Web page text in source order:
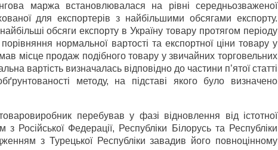
маржа встановлювалася на рівні середньозваженої
для експортерів з найбільшими обсягами експорту.
обсяги експорту в Україну товару протягом періоду
нормальної вартості та експортної ціни товару у
місце продаж подібного товару у звичайних торговельних
вартість визначалась відповідно до частини п’ятої статті
методу, на підставі якого було визначено
перебував у фазі відновлення від істотної
Російської Федерації, Республіки Білорусь та Республіки
з Турецької Республіки завадив його повноцінному